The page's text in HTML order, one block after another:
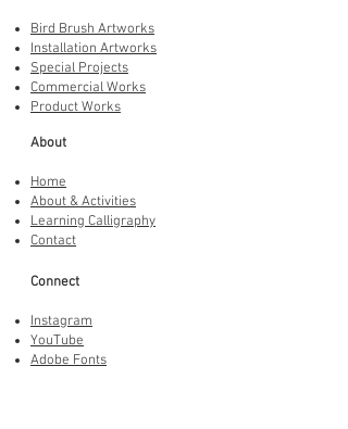
Bird Brush Artworks
Installation Artworks
Special Projects
Commercial Works
Product Works
About
Home
About & Activities
Learning Calligraphy
Contact
Connect
Instagram
YouTube
Adobe Fonts